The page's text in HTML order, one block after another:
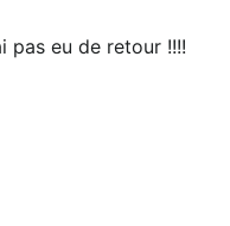
pas eu de retour !!!!